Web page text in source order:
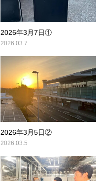
2026年3月7日①
2026.03.7
2026年3月5日②
2026.03.5